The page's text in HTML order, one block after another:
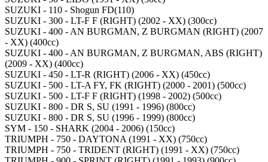
SUZUKI - 110 - Shogun FD(110)
SUZUKI - 300 - LT-F F (RIGHT) (2002 - XX) (300cc)
SUZUKI - 400 - AN BURGMAN, Z BURGMAN (RIGHT) (2007
- XX) (400cc)
SUZUKI - 400 - AN BURGMAN, Z BURGMAN, ABS (RIGHT)
(2009 - XX) (400cc)
SUZUKI - 450 - LT-R (RIGHT) (2006 - XX) (450cc)
SUZUKI - 500 - LT-A FY, FK (RIGHT) (2000 - 2001) (500cc)
SUZUKI - 500 - LT-F F (RIGHT) (1998 - 2002) (500cc)
SUZUKI - 800 - DR S, SU (1991 - 1996) (800cc)
SUZUKI - 800 - DR S, SU (1996 - 1999) (800cc)
SYM - 150 - SHARK (2004 - 2006) (150cc)
TRIUMPH - 750 - DAYTONA (1991 - XX) (750cc)
TRIUMPH - 750 - TRIDENT (RIGHT) (1991 - XX) (750cc)